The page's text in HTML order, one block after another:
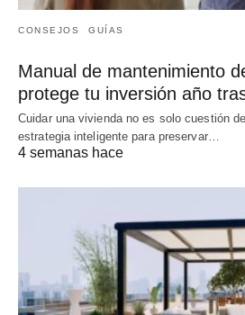
CONSEJOS GUÍAS
Manual de mantenimiento
protege tu inversión año
Cuidar una vivienda no es solo cuestión
estrategia inteligente para preservar…
4 semanas hace